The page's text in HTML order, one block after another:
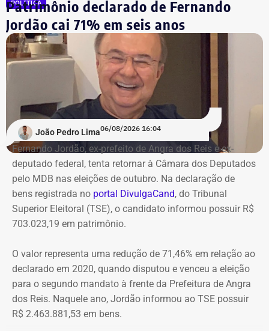
POLÍTICA
Patrimônio declarado de Fernando
Jordão cai 71% em seis anos
João Pedro Lima06/08/2026 16:04
Fernando Jordão, ex-prefeito de Angra dos Reis e ex-
deputado federal, tenta retornar à Câmara dos Deputados
pelo MDB nas eleições de outubro. Na declaração de
bens registrada no portal DivulgaCand, do Tribunal
Superior Eleitoral (TSE), o candidato informou possuir R$
703.023,19 em patrimônio.
O valor representa uma redução de 71,46% em relação ao
declarado em 2020, quando disputou e venceu a eleição
para o segundo mandato à frente da Prefeitura de Angra
dos Reis. Naquele ano, Jordão informou ao TSE possuir
R$ 2.463.881,53 em bens.